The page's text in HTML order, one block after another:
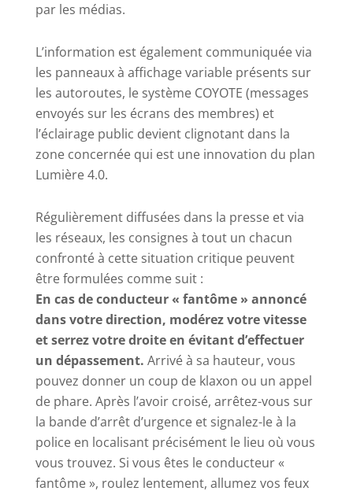
par les médias.
L’information est également communiquée via
les panneaux à affichage variable présents sur
les autoroutes, le système COYOTE (messages
envoyés sur les écrans des membres) et
l’éclairage public devient clignotant dans la
zone concernée qui est une innovation du plan
Lumière 4.0.
Régulièrement diffusées dans la presse et via
les réseaux, les consignes à tout un chacun
confronté à cette situation critique peuvent
être formulées comme suit :
En cas de conducteur « fantôme » annoncé
dans votre direction, modérez votre vitesse
et serrez votre droite en évitant d’effectuer
un dépassement. Arrivé à sa hauteur, vous
pouvez donner un coup de klaxon ou un appel
de phare. Après l’avoir croisé, arrêtez-vous sur
la bande d’arrêt d’urgence et signalez-le à la
police en localisant précisément le lieu où vous
vous trouvez. Si vous êtes le conducteur «
fantôme », roulez lentement, allumez vos feux